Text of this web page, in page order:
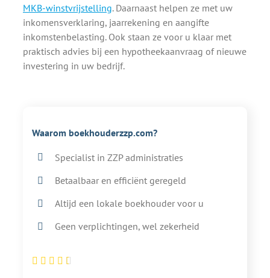
MKB-winstvrijstelling. Daarnaast helpen ze met uw
inkomensverklaring, jaarrekening en aangifte
inkomstenbelasting. Ook staan ze voor u klaar met
praktisch advies bij een hypotheekaanvraag of nieuwe
investering in uw bedrijf.
Waarom boekhouderzzp.com?
Specialist in ZZP administraties
Betaalbaar en efficiënt geregeld
Altijd een lokale boekhouder voor u
Geen verplichtingen, wel zekerheid